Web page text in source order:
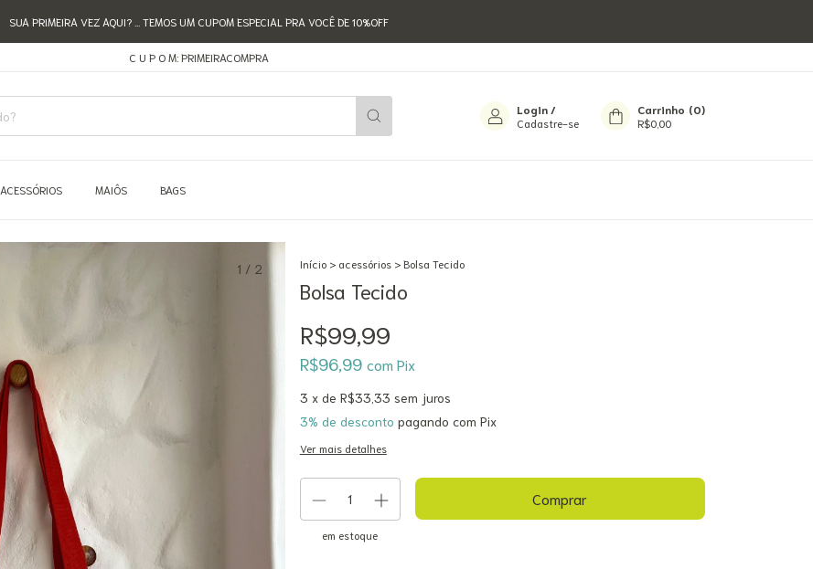
SUA PRIMEIRA VEZ AQUI? ... TEMOS UM CUPOM ESPECIAL PRA VOCÊ DE 10%OFF
C U P O M: PRIMEIRACOMPRA
Login /
Cadastre-se
Carrinho (0)
R$0,00
ACESSÓRIOS MAIÔS BAGS
1 / 2 Início > acessórios > Bolsa Tecido
Bolsa Tecido
R$99,99
R$96,99 com Pix
3 x de R$33,33 sem juros
3% de desconto pagando com Pix
Ver mais detalhes
em estoque